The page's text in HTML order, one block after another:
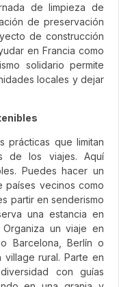
de limpieza de
de preservación
de construcción
en Francia como
solidario permite
locales y dejar
prácticas que limitan
de los viajes. Aquí
Puedes hacer un
países vecinos como
partir en senderismo
una estancia en
Organiza un viaje en
Barcelona, Berlín o
rural. Parte en
con guías